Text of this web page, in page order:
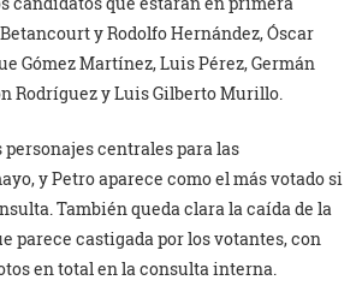
y Rodolfo Hernández, Óscar
Gómez Martínez, Luis Pérez, Germán
Rodríguez y Luis Gilberto Murillo.
centrales para las
y Petro aparece como el más votado si
También queda clara la caída de la
parece castigada por los votantes, con
en total en la consulta interna.